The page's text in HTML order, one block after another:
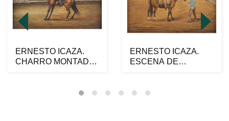
ERNESTO ICAZA.
CHARRO MONTADO.
ERNESTO ICAZA.
ESCENA DE